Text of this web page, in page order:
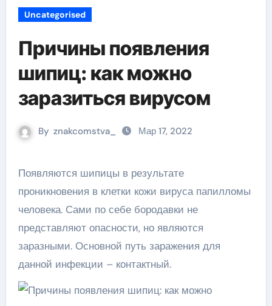
Uncategorised
Причины появления
шипиц: как можно
заразиться вирусом
By znakcomstva_ Мар 17, 2022
Появляются шипицы в результате
проникновения в клетки кожи вируса папилломы
человека. Сами по себе бородавки не
представляют опасности, но являются
заразными. Основной путь заражения для
данной инфекции – контактный.